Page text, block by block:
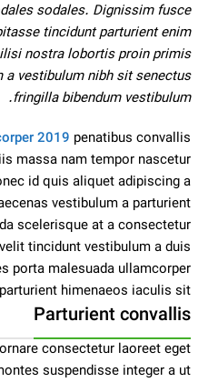
sodales. Dignissim fusce
tincidunt parturient enim
nostra lobortis proin primis
vestibulum nibh sit senectus
fringilla bibendum vestibulum.
2019 penatibus convallis
massa nam tempor nascetur
id quis aliquet adipiscing a
vestibulum a parturient
scelerisque at a consectetur
tincidunt vestibulum a duis
porta malesuada ullamcorper
himenaeos iaculis sit.
Parturient convallis
consectetur laoreet eget
suspendisse integer a ut